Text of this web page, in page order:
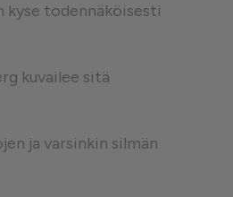
kyse todennäköisesti
kuvailee sitä
ja varsinkin silmän